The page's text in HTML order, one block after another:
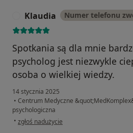
Klaudia Numer telefonu
Spotkania są dla mnie
psycholog jest niezwykle
osoba o wielkiej wiedzy.
14 stycznia 2025
• Centrum Medyczne
psychologiczna
• w opinii użytkownika Klaudia
zgłoś nadużycie